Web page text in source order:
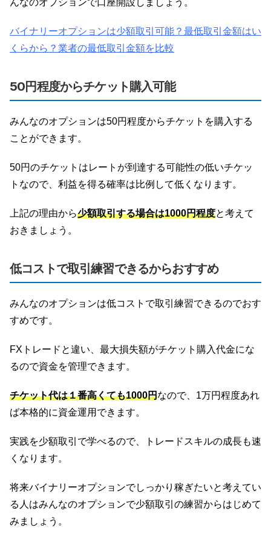
バイナリーオプションは少額取引可能？最低取引金額はい
くらから？業者の最低取引金額を比較
50円程度からチケット購入可能
みんなのオプションは50円程度からチケットを購入する
ことができます。
50円のチケットはレートが到達する可能性の低いチケッ
トなので、利益を得る確率は比例して低くなります。
上記の理由から少額取引する場合は1000円程度と考えて
おきましょう。
低コストで取引練習できるからおすすめ
みんなのオプションは低コストで取引練習できるのでおす
すめです。
FXトレードと違い、最大損失額がチケット購入代金にな
るので資金を管理できます。
チケット代は１番高くても1000円なので、1万円程度あれ
ば本格的に資金運用できます。
実践を少額取引で学べるので、トレードスキルの成長も速
くなります。
将来バイナリーオプションでしっかり稼ぎたいと考えてい
る人はみんなのオプションで少額取引の練習からはじめて
みましょう。